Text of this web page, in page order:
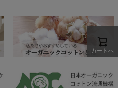
カートへ